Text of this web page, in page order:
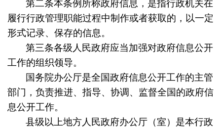
第二条本条例所称政府信息，是指行政机关在
履行行政管理职能过程中制作或者获取的，以一定
形式记录、保存的信息。
第三条各级人民政府应当加强对政府信息公开
工作的组织领导。
国务院办公厅是全国政府信息公开工作的主管
部门，负责推进、指导、协调、监督全国的政府信
息公开工作。
县级以上地方人民政府办公厅（室）是本行政